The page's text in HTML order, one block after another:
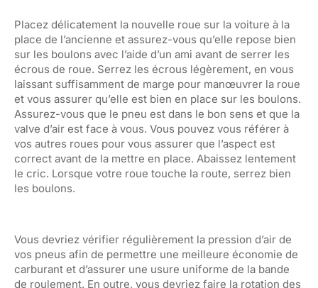
Placez délicatement la nouvelle roue sur la voiture à la
place de l’ancienne et assurez-vous qu’elle repose bien
sur les boulons avec l’aide d’un ami avant de serrer les
écrous de roue. Serrez les écrous légèrement, en vous
laissant suffisamment de marge pour manœuvrer la roue
et vous assurer qu’elle est bien en place sur les boulons.
Assurez-vous que le pneu est dans le bon sens et que la
valve d’air est face à vous. Vous pouvez vous référer à
vos autres roues pour vous assurer que l’aspect est
correct avant de la mettre en place. Abaissez lentement
le cric. Lorsque votre roue touche la route, serrez bien
les boulons.
Vous devriez vérifier régulièrement la pression d’air de
vos pneus afin de permettre une meilleure économie de
carburant et d’assurer une usure uniforme de la bande
de roulement. En outre, vous devriez faire la rotation des